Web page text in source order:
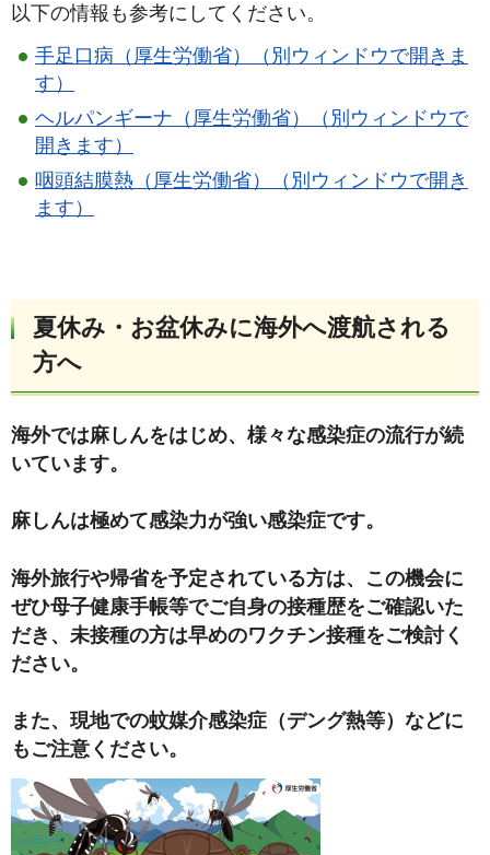
以下の情報も参考にしてください。
手足口病（厚生労働省）（別ウィンドウで開きま
す）
ヘルパンギーナ（厚生労働省）（別ウィンドウで
開きます）
咽頭結膜熱（厚生労働省）（別ウィンドウで開き
ます）
夏休み・お盆休みに海外へ渡航される
方へ
海外では麻しんをはじめ、様々な感染症の流行が続
いています。
麻しんは極めて感染力が強い感染症です。
海外旅行や帰省を予定されている方は、この機会に
ぜひ母子健康手帳等でご自身の接種歴をご確認いた
だき、未接種の方は早めのワクチン接種をご検討く
ださい。
また、現地での蚊媒介感染症（デング熱等）などに
もご注意ください。